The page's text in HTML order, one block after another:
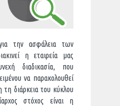
την ασφάλεια των
η εταιρεία μας
διαδικασία, που
να παρακολουθεί
διάρκεια του κύκλου
στόχος είναι η